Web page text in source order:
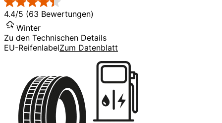
4.4/5 (63 Bewertungen)
Winter
Zu den Technischen Details
EU-ReifenlabelZum Datenblatt